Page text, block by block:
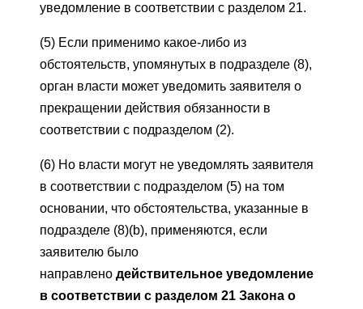
уведомление в соответствии с разделом 21.
(5) Если применимо какое-либо из
обстоятельств, упомянутых в подразделе (8),
орган власти может уведомить заявителя о
прекращении действия обязанности в
соответствии с подразделом (2).
(6) Но власти могут не уведомлять заявителя
в соответствии с подразделом (5) на том
основании, что обстоятельства, указанные в
подразделе (8)(b), применяются, если
заявителю было
направлено действительное уведомление
в соответствии с разделом 21 Закона о